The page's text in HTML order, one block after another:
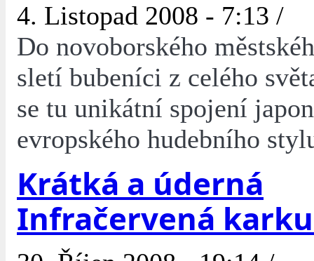
4. Listopad 2008 - 7:13 /
Do novoborského
sletí bubeníci z celého
se tu unikátní spojení
evropského hudebního
Krátká a úderná
Infračervená